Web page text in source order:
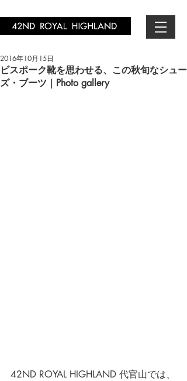
ビスポーク靴を思わせる、この秋旬なシュー
ズ・ブーツ｜Photo gallery
2016年10月15日
42ND ROYAL HIGHLAND 代官山では、